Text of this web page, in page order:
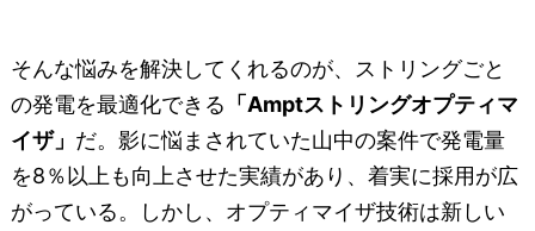
そんな悩みを解決してくれるのが、ストリングごと
の発電を最適化できる 「Amptストリングオプティマ
イザ」 だ。影に悩まされていた山中の案件で発電量
を8％以上も向上させた実績があり、着実に採用が広
がっている。しかし、オプティマイザ技術は新しい